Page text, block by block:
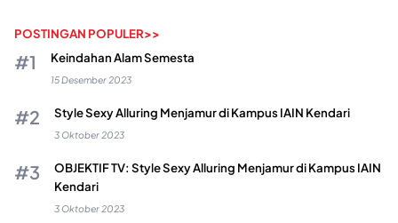
POSTINGAN POPULER>>
Keindahan Alam Semesta
15 Desember 2023
Style Sexy Alluring Menjamur di Kampus IAIN Kendari
3 Oktober 2023
OBJEKTIF TV: Style Sexy Alluring Menjamur di Kampus IAIN
Kendari
3 Oktober 2023